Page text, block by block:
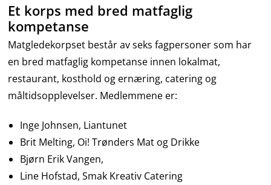
Et korps med bred matfaglig
kompetanse
Matgledekorpset består av seks fagpersoner som har
en bred matfaglig kompetanse innen lokalmat,
restaurant, kosthold og ernæring, catering og
måltidsopplevelser. Medlemmene er:
Inge Johnsen, Liantunet
Brit Melting, Oi! Trønders Mat og Drikke
Bjørn Erik Vangen,
Line Hofstad, Smak Kreativ Catering